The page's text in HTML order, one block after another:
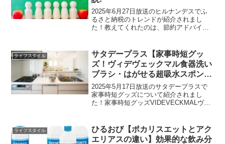
2025年6月27日放送のヒルナンデスでふ
るさと納税のトレンドが紹介されまし
た！教えてくれたのは、節約アドバイザ
のように変わってきています。①日用
品、消耗品②小分け商品...
ライフスタイル
サタデープラス【家事時短グッ
ズ！ヴィデヴェックマル食器洗い
ブラシ・はがせる超吸水スポン
ジ・おにぎり型９０ｇ・まな板に
もなる生肉の小分け冷凍パック】
2025年5月17日放送のサタデープラスで
家事時短グッズについて紹介されまし
た！家事時短グッズVIDEVECKMALヴィ
199円(税込み)持ち手に洗剤を入れられ
る...
ライフスタイル
ひるおび【ポカリスエットとアク
エリアスの違い】効果的な飲み分